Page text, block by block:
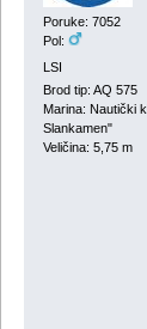
Poruke: 7052
Pol:
LSI
Brod tip: AQ 575
Marina: Nautički
Slankamen"
Veličina: 5,75 m